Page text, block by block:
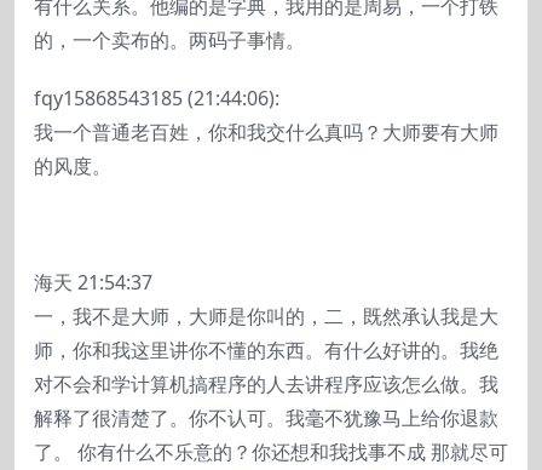
有什么关系。他编的是字典，我用的是周易，一个打铁
的，一个卖布的。两码子事情。
fqy15868543185 (21:44:06):
我一个普通老百姓，你和我交什么真吗？大师要有大师
的风度。
海天 21:54:37
一，我不是大师，大师是你叫的，二，既然承认我是大
师，你和我这里讲你不懂的东西。有什么好讲的。我绝
对不会和学计算机搞程序的人去讲程序应该怎么做。我
解释了很清楚了。你不认可。我毫不犹豫马上给你退款
了。 你有什么不乐意的？你还想和我找事不成 那就尽可